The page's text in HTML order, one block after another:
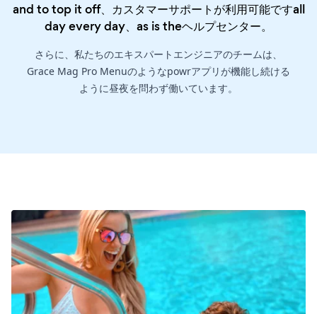
and to top it off、カスタマーサポートが利用可能ですall
day every day、as is theヘルプセンター。
さらに、私たちのエキスパートエンジニアのチームは、
Grace Mag Pro Menuのようなpowrアプリが機能し続ける
ように昼夜を問わず働いています。